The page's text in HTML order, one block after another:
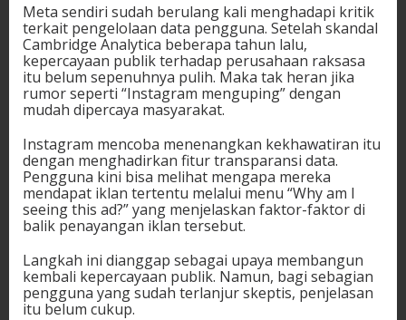
Meta sendiri sudah berulang kali menghadapi kritik
terkait pengelolaan data pengguna. Setelah skandal
Cambridge Analytica beberapa tahun lalu,
kepercayaan publik terhadap perusahaan raksasa
itu belum sepenuhnya pulih. Maka tak heran jika
rumor seperti “Instagram menguping” dengan
mudah dipercaya masyarakat.
Instagram mencoba menenangkan kekhawatiran itu
dengan menghadirkan fitur transparansi data.
Pengguna kini bisa melihat mengapa mereka
mendapat iklan tertentu melalui menu “Why am I
seeing this ad?” yang menjelaskan faktor-faktor di
balik penayangan iklan tersebut.
Langkah ini dianggap sebagai upaya membangun
kembali kepercayaan publik. Namun, bagi sebagian
pengguna yang sudah terlanjur skeptis, penjelasan
itu belum cukup.